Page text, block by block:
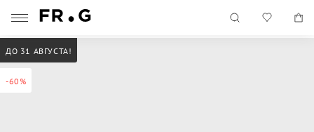
-60%
ДО 31 АВГУСТА!